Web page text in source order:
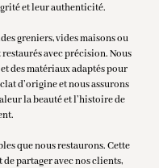
et leur authenticité.
greniers, vides maisons ou
avec précision. Nous
des matériaux adaptés pour
d’origine et nous assurons
la beauté et l’histoire de
que nous restaurons. Cette
partager avec nos clients,